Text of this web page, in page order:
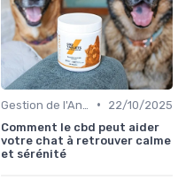
•
22/10/2025
Comment le cbd peut aider
votre chat à retrouver calme
et sérénité